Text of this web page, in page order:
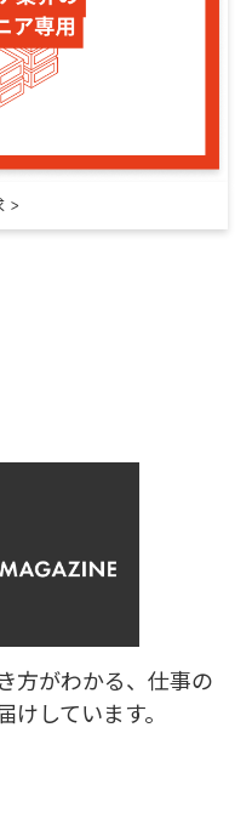
方がわかる、 仕事の
しています。